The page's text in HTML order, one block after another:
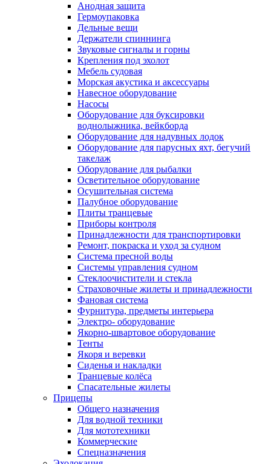
Анодная защита
Гермоупаковка
Дельные вещи
Держатели спиннинга
Звуковые сигналы и горны
Крепления под эхолот
Мебель судовая
Морская акустика и аксессуары
Навесное оборудование
Насосы
Оборудование для буксировки
воднолыжника, вейкборда
Оборудование для надувных лодок
Оборудование для парусных яхт, бегучий
такелаж
Оборудование для рыбалки
Осветительное оборудование
Осушительная система
Палубное оборудование
Плиты транцевые
Приборы контроля
Принадлежности для транспортировки
Ремонт, покраска и уход за судном
Система пресной воды
Системы управления судном
Стеклоочистители и стекла
Страховочные жилеты и принадлежности
Фановая система
Фурнитура, предметы интерьера
Электро- оборудование
Якорно-швартовое оборудование
Тенты
Якоря и веревки
Сиденья и накладки
Транцевые колёса
Спасательные жилеты
Прицепы
Общего назначения
Для водной техники
Для мототехники
Коммерческие
Спецназначения